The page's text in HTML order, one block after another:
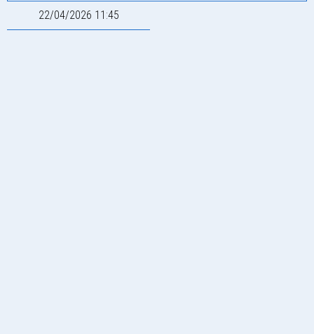
22/04/2026 11:45